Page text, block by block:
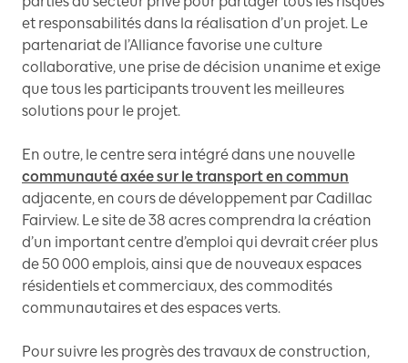
et responsabilités dans la réalisation d’un projet. Le
partenariat de l’Alliance favorise une culture
collaborative, une prise de décision unanime et exige
que tous les participants trouvent les meilleures
solutions pour le projet.
En outre, le centre sera intégré dans une nouvelle
communauté axée sur le transport en commun
adjacente, en cours de développement par Cadillac
Fairview. Le site de 38 acres comprendra la création
d’un important centre d’emploi qui devrait créer plus
de 50 000 emplois, ainsi que de nouveaux espaces
résidentiels et commerciaux, des commodités
communautaires et des espaces verts.
Pour suivre les progrès des travaux de construction,